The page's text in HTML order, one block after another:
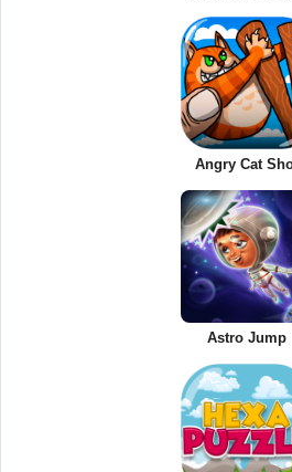
Angry Cat
Astro Jump